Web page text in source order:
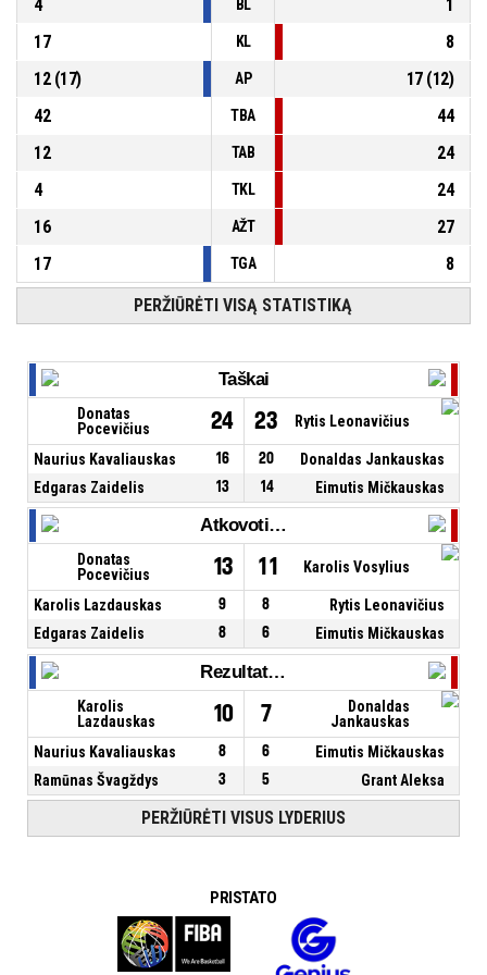
4
BL
1
17
KL
8
12(17) AP 17(12)
42
TBA
44
12
TAB
24
4
TKL
24
16
AŽT
27
17
TGA 8
PERŽIŪRĖTI VISĄ STATISTIKĄ
Taškai
Donatas
Pocevičius
24 23 Rytis Leonavičius
Naurius Kavaliauskas 16 20
Donaldas Jankauskas
Edgaras Zaidelis
13 14 Eimutis Mičkauskas
Atkovoti kamuoliai
Donatas
Pocevičius
13 11 Karolis Vosylius
Karolis Lazdauskas 9 8
Rytis Leonavičius
Edgaras Zaidelis
8 6 Eimutis Mičkauskas
Rezultatyvūs perdavimai
Karolis
Lazdauskas
10 7
Donaldas
Jankauskas
Naurius Kavaliauskas
8 6
Eimutis Mičkauskas
Ramūnas Švagždys
3 5 Grant Aleksa
PERŽIŪRĖTI VISUS LYDERIUS
PRISTATO